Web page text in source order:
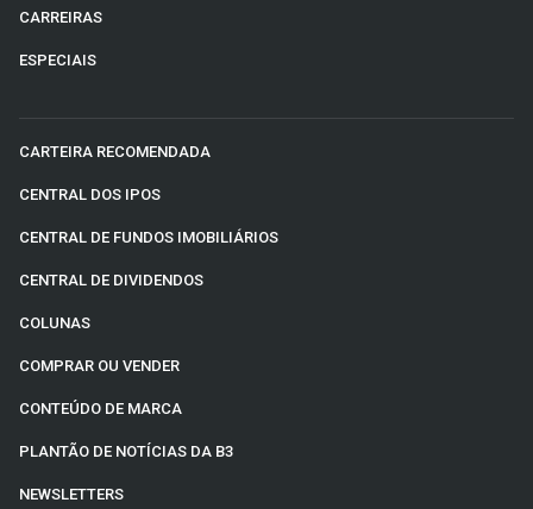
CARREIRAS
ESPECIAIS
CARTEIRA RECOMENDADA
CENTRAL DOS IPOS
CENTRAL DE FUNDOS IMOBILIÁRIOS
CENTRAL DE DIVIDENDOS
COLUNAS
COMPRAR OU VENDER
CONTEÚDO DE MARCA
PLANTÃO DE NOTÍCIAS DA B3
NEWSLETTERS